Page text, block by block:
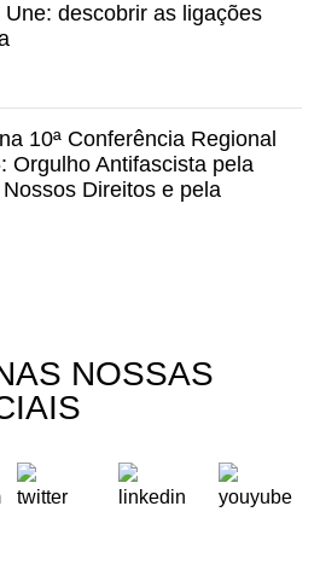
descobrir as ligações
10ª Conferência Regional
Orgulho Antifascista pela
Direitos e pela
NOSSAS